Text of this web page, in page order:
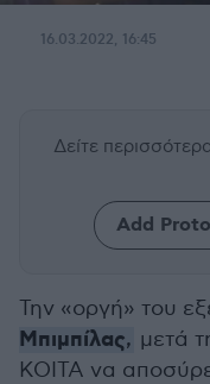
16.03.2022, 16:45
Δείτε
Add
Την «οργή» του
Μπιμπίλας, μετά
ΚΟΙΤΑ να